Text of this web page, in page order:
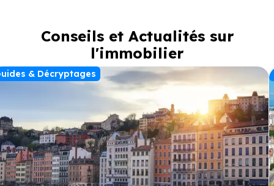
Conseils et Actualités sur
l'immobilier
& Décryptages